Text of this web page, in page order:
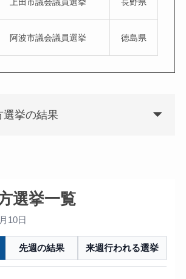
阿波市議会議員選挙 徳島県
選挙の結果
選挙一覧
10日
先週の結果 来週行われる選挙